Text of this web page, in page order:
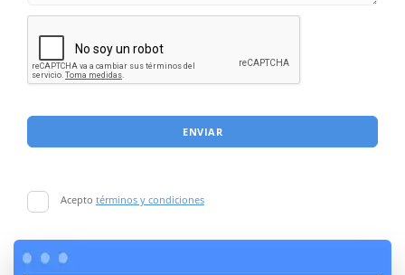
ENVIAR
Acepto términos y condiciones